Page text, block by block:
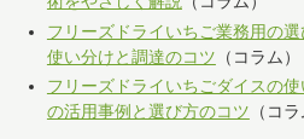
フリーズドライいちご業務用の
使い分けと調達のコツ （コラム）
フリーズドライいちごダイスの
の活用事例と選び方のコツ （コラ